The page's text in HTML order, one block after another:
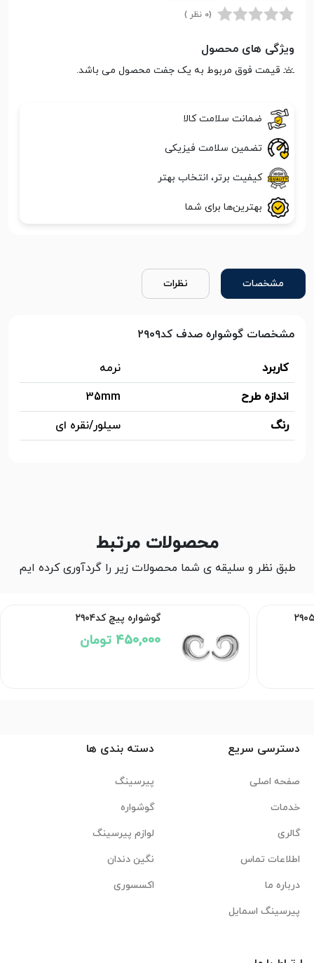
(0 نظر )
ویژگی های محصول
قیمت فوق مربوط به یک جفت محصول می باشد.
ضمانت سلامت کالا
تضمین سلامت فیزیکی
کیفیت برتر، انتخاب بهتر
بهترین‌ها برای شما
مشخصات نظرات
مشخصات گوشواره صدف کد۲۹۰۹
کاربرد
نرمه
اندازه طرح
35mm
رنگ
سیلور/نقره ای
محصولات مرتبط
طبق نظر و سلیقه ی شما محصولات زیر را گردآوری کرده ایم
گوشواره پیچ کد۲۹۰۴
450,000 تومان
دسترسی سریع
صفحه اصلی
خدمات
گالری
اطلاعات تماس
درباره ما
پیرسینگ اسمایل
دسته بندی ها
پیرسینگ
گوشواره
لوازم پیرسینگ
نگین دندان
اکسسوری